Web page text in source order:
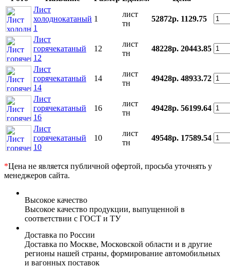
Лист
холоднокатаный
1
1
лист
тн
52872р. 1129.75
Лист
горячекатаный
12
12
лист
тн
48228р. 20443.85
Лист
горячекатаный
14
14
лист
тн
49428р. 48933.72
Лист
горячекатаный
16
16
лист
тн
49428р. 56199.64
Лист
горячекатаный
10
10
лист
тн
49548р. 17589.54
*Цена не является публичной офертой, просьба уточнять у
менеджеров сайта.
Высокое качество
Высокое качество продукции, выпущенной в
соответствии с ГОСТ и ТУ
Доставка по России
Доставка по Москве, Московской области и в другие
регионы нашей страны, формирование автомобильных
и вагонных поставок